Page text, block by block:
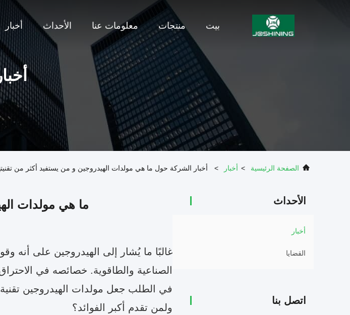
بيت منتجات معلومات عنا الأحداث أخبار
الصفحة الرئيسية > أخبار > أخبار الشركة حول ما هي مولدات الهيدروجين و من يستفيد أكثر من
الأحداث
أخبار
القضايا
اتصل بنا
ما هي مولدات
غالبًا ما يُشار إلى الهيدروجين على أنه
الصناعية والطاقوية. خصائصه في
في الطلب جعل مولدات الهيدروجين
ولمن تقدم أكبر الفوائد؟